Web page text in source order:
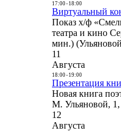
17:00- 18:00
Виртуальный
Показ х/ф
театра и кино
мин.)
11
Августа
18:00- 19:00
Презентация
Новая книга
М. Ульяновой,
12
Августа